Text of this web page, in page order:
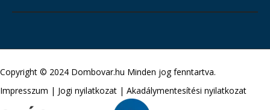
Copyright © 2024 Dombovar.hu Minden jog fenntartva.
Impresszum | Jogi nyilatkozat | Akadálymentesítési nyilatkozat